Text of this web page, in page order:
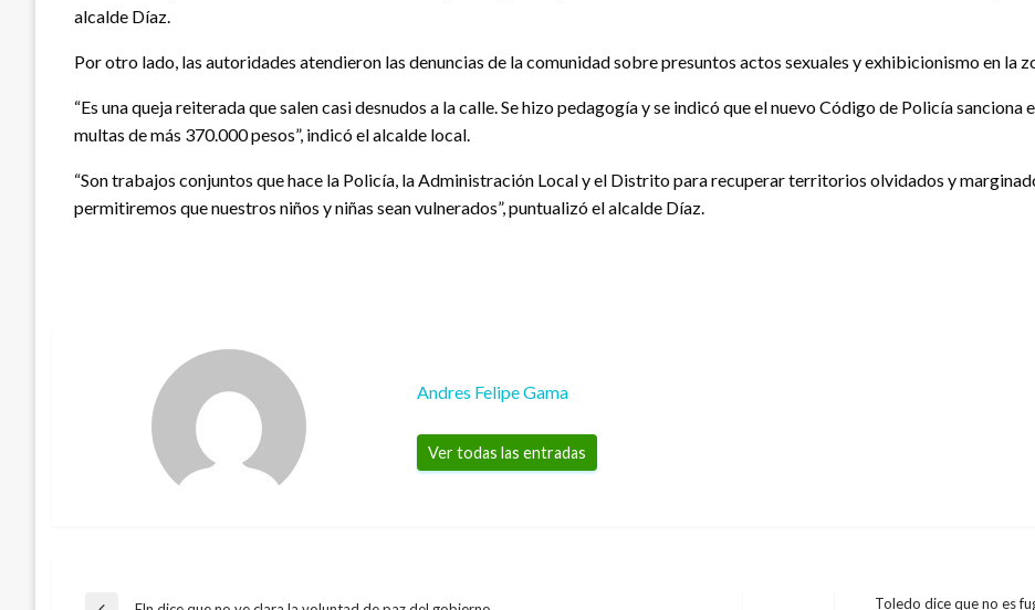
alcalde Díaz.
Por otro lado, las autoridades atendieron las denuncias de la comunidad sobre presuntos actos sexuales y exhibicionismo en la
“Es una queja reiterada que salen casi desnudos a la calle. Se hizo pedagogía y se indicó que el nuevo Código de Policía
multas de más 370.000 pesos”, indicó el alcalde local.
“Son trabajos conjuntos que hace la Policía, la Administración Local y el Distrito para recuperar territorios olvidados y
permitiremos que nuestros niños y niñas sean vulnerados”, puntualizó el alcalde Díaz.
Andres Felipe Gama
Ver todas las entradas
Toledo dice que no es